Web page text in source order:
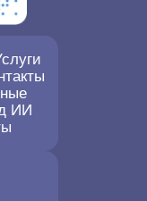
ИИ